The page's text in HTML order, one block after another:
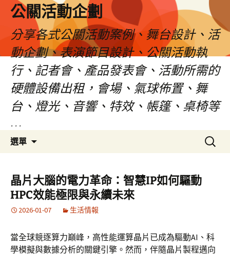
公關活動企劃
分享各式公關活動案例、舞台設計、活
動企劃、表演節目設計、公關活動執
行、記者會、產品發表會、活動所需的
硬體設備出租，會場、氣球佈置、舞
台、燈光、音響、特效、帳篷、桌椅等
…
選單
要
內
容
搜
尋
晶片大腦的電力革命：智慧IP如何驅動
HPC效能極限與永續未來
2026-01-07 生活情報
當全球競逐算力巔峰，高性能運算晶片已成為驅動AI、科
學模擬與數據分析的關鍵引擎。然而，伴隨晶片製程邁向